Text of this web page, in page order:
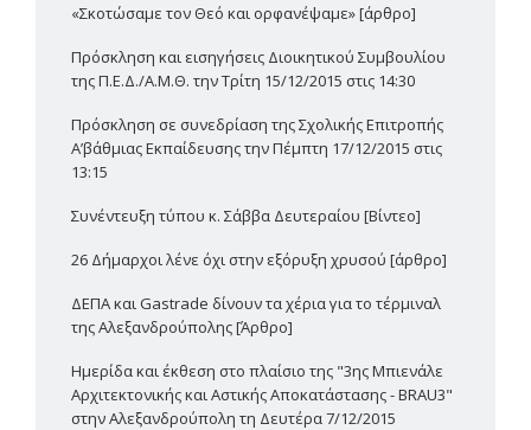
«Σκοτώσαμε τον Θεό και ορφανέψαμε» [άρθρο]
Πρόσκληση και εισηγήσεις Διοικητικού Συμβουλίου
της Π.Ε.Δ./Α.Μ.Θ. την Τρίτη 15/12/2015 στις 14:30
Πρόσκληση σε συνεδρίαση της Σχολικής Επιτροπής
Α’βάθμιας Εκπαίδευσης την Πέμπτη 17/12/2015 στις
13:15
Συνέντευξη τύπου κ. Σάββα Δευτεραίου [Βίντεο]
26 Δήμαρχοι λένε όχι στην εξόρυξη χρυσού [άρθρο]
ΔΕΠΑ και Gastrade δίνουν τα χέρια για το τέρμιναλ
της Αλεξανδρούπολης [Άρθρο]
Ημερίδα και έκθεση στο πλαίσιο της "3ης Μπιενάλε
Αρχιτεκτονικής και Αστικής Αποκατάστασης - BRAU3"
στην Αλεξανδρούπολη τη Δευτέρα 7/12/2015